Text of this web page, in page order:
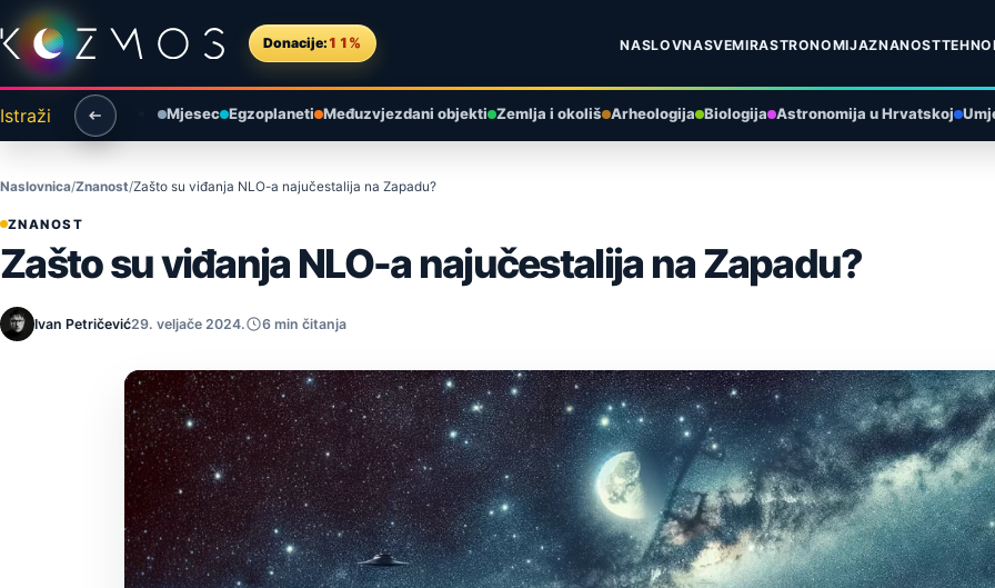
Preskoči na sadržaj
Donacije: 11% NASLOVNASVEMIRASTRONOMIJAZNANOST
Istraži Mjesec Egzoplaneti Međuzvjezdani objekti Zemlja i okoliš Arheologija Biologija Astronomija u Hrvatskoj
Naslovnica Znanost Zašto su viđanja NLO-a najučestalija na Zapadu?
ZNANOST
Zašto su viđanja NLO-a najučestalija na Zapadu?
Ivan Petričević29. veljače 2024. 6 min čitanja